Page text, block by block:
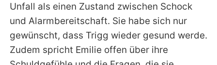
Unfall als einen Zustand zwischen Schock
und Alarmbereitschaft. Sie habe sich nur
gewünscht, dass Trigg wieder gesund werde.
Zudem spricht Emilie offen über ihre